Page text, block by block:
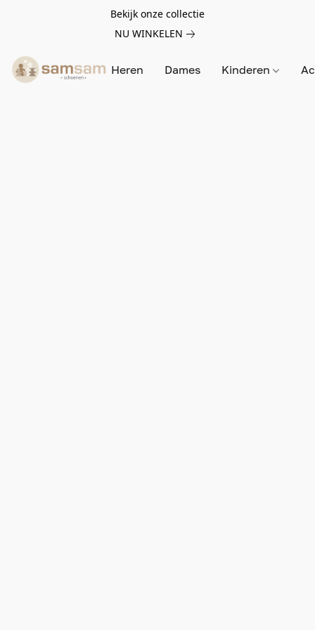
Bekijk onze collectie
NU WINKELEN
Heren Dames Kinderen